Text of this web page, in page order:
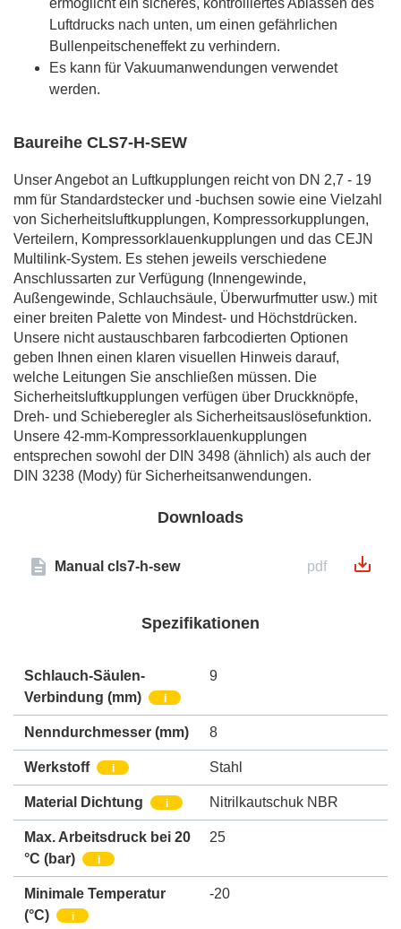
Luftdrucks nach unten, um einen gefährlichen
Bullenpeitscheneffekt zu verhindern.
Es kann für Vakuumanwendungen verwendet
werden.
Baureihe CLS7-H-SEW
Unser Angebot an Luftkupplungen reicht von DN 2,7 - 19
mm für Standardstecker und -buchsen sowie eine Vielzahl
von Sicherheitsluftkupplungen, Kompressorkupplungen,
Verteilern, Kompressorklauenkupplungen und das CEJN
Multilink-System. Es stehen jeweils verschiedene
Anschlussarten zur Verfügung (Innengewinde,
Außengewinde, Schlauchsäule, Überwurfmutter usw.) mit
einer breiten Palette von Mindest- und Höchstdrücken.
Unsere nicht austauschbaren farbcodierten Optionen
geben Ihnen einen klaren visuellen Hinweis darauf,
welche Leitungen Sie anschließen müssen. Die
Sicherheitsluftkupplungen verfügen über Druckknöpfe,
Dreh- und Schieberegler als Sicherheitsauslösefunktion.
Unsere 42-mm-Kompressorklauenkupplungen
entsprechen sowohl der DIN 3498 (ähnlich) als auch der
DIN 3238 (Mody) für Sicherheitsanwendungen.
Downloads
Manual cls7-h-sew pdf
Spezifikationen
Schlauch-Säulen-
Verbindung (mm) i
9
Nenndurchmesser (mm) 8
Werkstoff i Stahl
Material Dichtung i Nitrilkautschuk NBR
Max. Arbeitsdruck bei 20
°C (bar)
i
25
Minimale Temperatur
(°C)
i
-20